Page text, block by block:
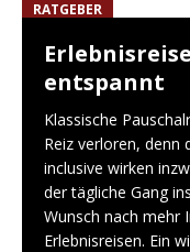
RATGEBER
entspannt
Klassische
Reiz verloren, denn
inclusive wirken
der tägliche Gang
Wunsch nach mehr
Erlebnisreisen. Ein